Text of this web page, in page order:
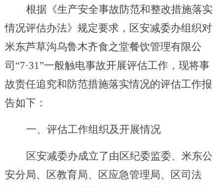
根据《生产安全事故防范和整改措施落实
情况评估办法》 规定要求， 区安减委办组织对
米东芦草沟乌鲁木齐食之堂餐饮管理有限公
司 “7·31”一般触电事故开展评估工作 ， 现将事
故责任追究和防范措施落实情况的评估工作报
告如下：
一、评估工作组织及开展情况
区安减委办成立了由 区纪委监委、米东公
安分局、区教育局、区应急管理局、区司法